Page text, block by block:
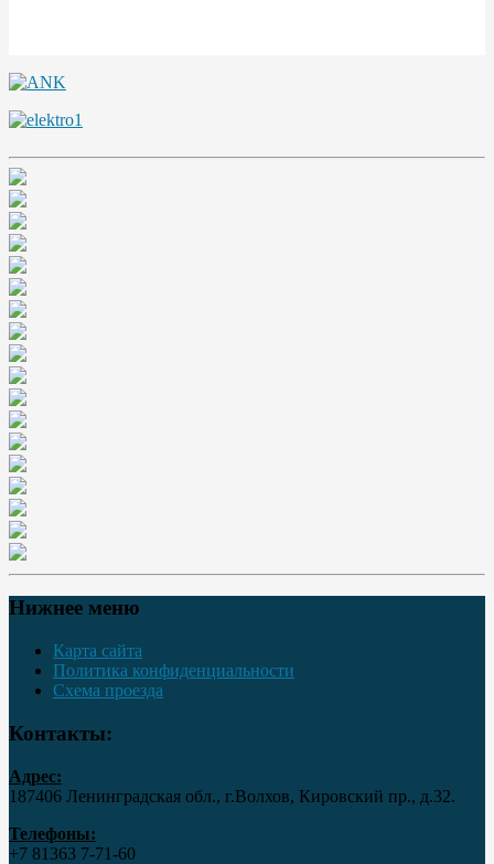
Нижнее меню
Карта сайта
Политика конфиденциальности
Схема проезда
Контакты:
Адрес:
187406 Ленинградская обл., г.Волхов, Кировский пр., д.32.
Телефоны:
+7 81363 7‑71-60